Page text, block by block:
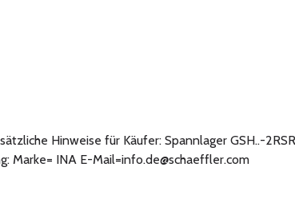
Hinweise für Käufer: Spannlager GSH..-
Marke= INA E-Mail=info.de@schaeffler.com